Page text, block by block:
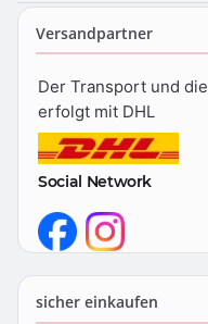
Versandpartner
Der Transport und
erfolgt mit DHL
Social Network
sicher einkaufen